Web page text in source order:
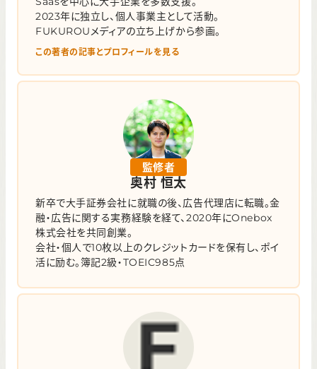
2023年に独立し、個人事業主として活動。
FUKUROUメディアの立ち上げから参画。
この著者の記事とプロフィールを見る
監修者
奥村 恒太
新卒で大手証券会社に就職の後、広告代理店に転職。金
融・広告に関する実務経験を経て、2020年にOnebox
株式会社を共同創業。
会社・個人で10枚以上のクレジットカードを保有し、ポイ
活に励む。簿記2級・TOEIC985点